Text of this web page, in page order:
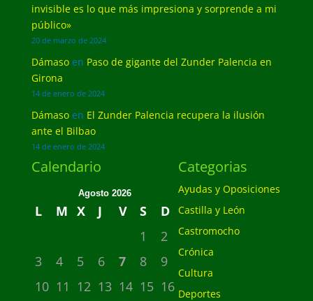
invisible es lo que más impresiona y sorprende a mi
público»
20 de marzo de 2024
Dámasoen Paso de gigante del Zunder Palencia en
Girona
14 de enero de 2024
Dámasoen El Zunder Palencia recupera la ilusión
ante el Bilbao
14 de enero de 2024
Calendario
Agosto 2026
L M X J V S
D
1
2
3
4 5 6 7 8
9
10 11 12 13 14 15 16
Categorias
Ayudas y Oposiciones
Castilla y León
Castromocho
Crónica
Cultura
Deportes